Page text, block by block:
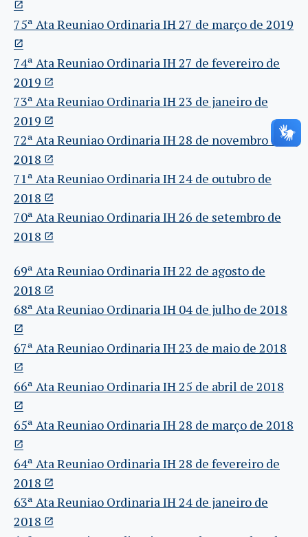
75ª Ata Reuniao Ordinaria IH 27 de março de 2019
74ª Ata Reuniao Ordinaria IH 27 de fevereiro de
2019
73ª Ata Reuniao Ordinaria IH 23 de janeiro de
2019
72ª Ata Reuniao Ordinaria IH 28 de novembro de
2018
71ª Ata Reuniao Ordinaria IH 24 de outubro de
2018
70ª Ata Reuniao Ordinaria IH 26 de setembro de
2018
69ª Ata Reuniao Ordinaria IH 22 de agosto de
2018
68ª Ata Reuniao Ordinaria IH 04 de julho de 2018
67ª Ata Reuniao Ordinaria IH 23 de maio de 2018
66ª Ata Reuniao Ordinaria IH 25 de abril de 2018
65ª Ata Reuniao Ordinaria IH 28 de março de 2018
64ª Ata Reuniao Ordinaria IH 28 de fevereiro de
2018
63ª Ata Reuniao Ordinaria IH 24 de janeiro de
2018